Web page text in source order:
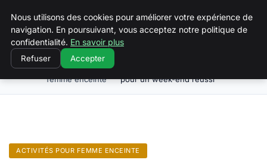
Squeakyswing.com
Activités pour
femme enceinte
pour un week-end réussi
ACTIVITÉS POUR FEMME ENCEINTE
Nous utilisons des cookies pour améliorer votre expérience de
navigation. En poursuivant, vous acceptez notre politique de
confidentialité. En savoir plus
Refuser Accepter